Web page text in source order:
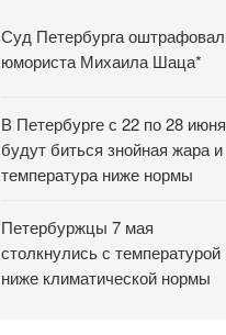
Суд Петербурга оштрафовал
юмориста Михаила Шаца*
В Петербурге с 22 по 28 июня
будут биться знойная жара и
температура ниже нормы
Петербуржцы 7 мая
столкнулись с температурой
ниже климатической нормы